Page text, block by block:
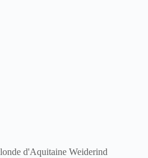
d'Aquitaine Weiderind